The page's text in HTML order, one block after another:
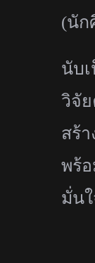
(นัก
นับ
วิจั
สร้
พร้
มั่น